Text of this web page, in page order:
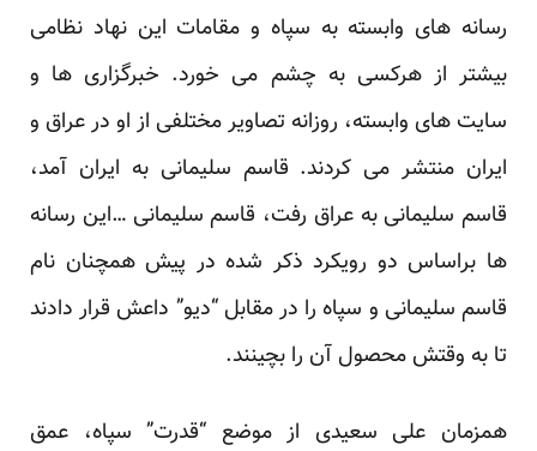
رسانه های وابسته به سپاه و مقامات این نهاد نظامی
بیشتر از هرکسی به چشم می خورد. خبرگزاری ها و
سایت های وابسته، روزانه تصاویر مختلفی از او در عراق و
ایران منتشر می کردند. قاسم سلیمانی به ایران آمد،
قاسم سلیمانی به عراق رفت، قاسم سلیمانی …این رسانه
ها براساس دو رویکرد ذکر شده در پیش همچنان نام
قاسم سلیمانی و سپاه را در مقابل “دیو” داعش قرار دادند
تا به وقتش محصول آن را بچینند.
همزمان علی سعیدی از موضع “قدرت” سپاه، عمق